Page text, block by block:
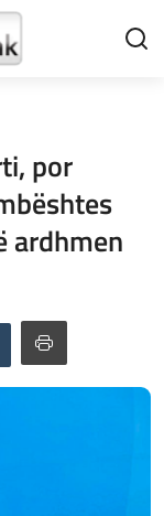
por
ardhmen